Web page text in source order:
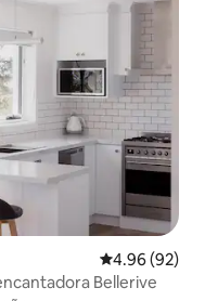
Calificación
4.96 (92)
Bellerive